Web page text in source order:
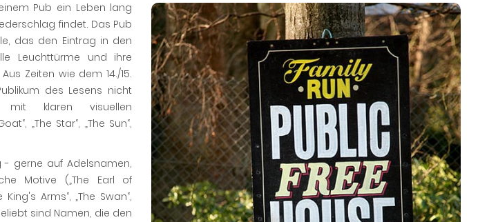
Pub ein Leben lang
findet. Das Pub
das den Eintrag in den
Leuchttürme und ihre
Zeiten wie dem 14./15.
des Lesens nicht
klaren visuellen
„The Star“, „The Sun“,
gerne auf Adelsnamen,
Motive („The Earl of
Arms“, „The Swan“,
sind Namen, die den